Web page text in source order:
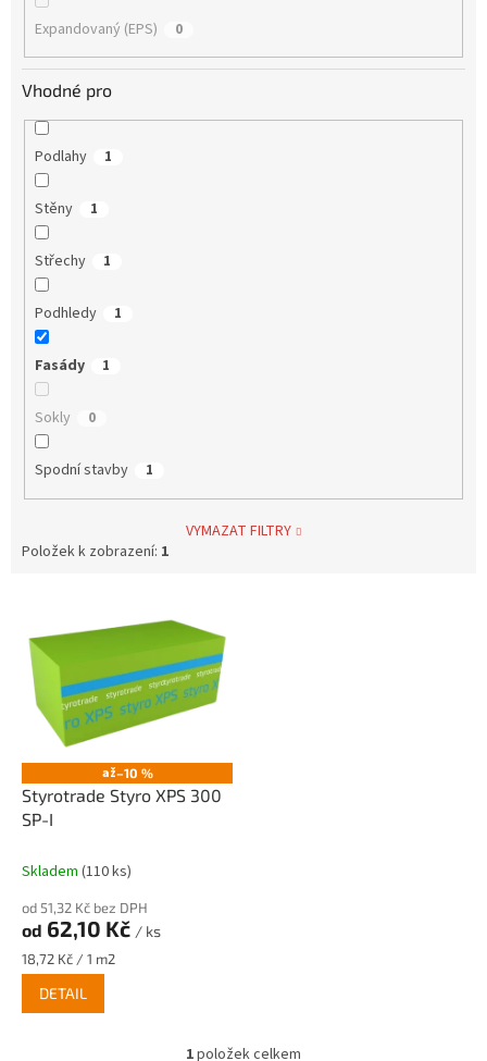
Expandovaný (EPS) 0
Vhodné pro
Podlahy 1
Stěny 1
Střechy 1
Podhledy 1
Fasády 1
Sokly 0
Spodní stavby 1
VYMAZAT FILTRY
Položek k zobrazení: 1
až–10 %
Styrotrade Styro XPS 300
SP-I
Skladem (110 ks)
od 51,32 Kč bez DPH
od 62,10 Kč / ks
Měrná
cena:
18,72 Kč / 1 m2
DETAIL
1položek celkem